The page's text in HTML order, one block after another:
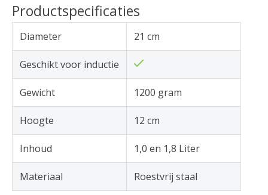
Productspecificaties
Diameter 21 cm
Geschikt voor inductie
Gewicht 1200 gram
Hoogte 12 cm
Inhoud 1,0 en 1,8 Liter
Materiaal Roestvrij staal